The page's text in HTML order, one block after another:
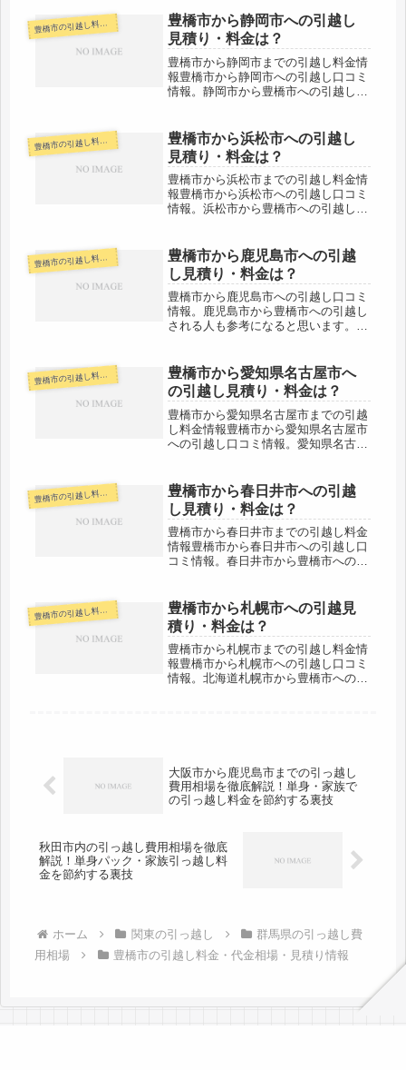
豊橋市の引越し料金・代金相場・見積り情報
豊橋市から静岡市への引越し
見積り・料金は？
豊橋市から静岡市までの引越し料金情
報豊橋市から静岡市への引越し口コミ
情報。静岡市から豊橋市への引越しさ
になります。なるべく多くの引越し会
社から見積もりをもらい、少しでも...
豊橋市の引越し料金・代金相場・見積り情報
豊橋市から浜松市への引越し
見積り・料金は？
豊橋市から浜松市までの引越し料金情
報豊橋市から浜松市への引越し口コミ
情報。浜松市から豊橋市への引越しさ
約40km。地区によってはもっと距離
がありますが、当日中の引越しが可
能...
豊橋市の引越し料金・代金相場・見積り情報
豊橋市から鹿児島市への引越
し見積り・料金は？
豊橋市から鹿児島市への引越し口コミ
情報。鹿児島市から豊橋市への引越し
される人も参考になると思います。豊
るのもそうなのですが、日数がかかる
のもネックです。鹿児島市での新居...
豊橋市の引越し料金・代金相場・見積り情報
豊橋市から愛知県名古屋市へ
の引越し見積り・料金は？
豊橋市から愛知県名古屋市までの引越
し料金情報豊橋市から愛知県名古屋市
への引越し口コミ情報。愛知県名古屋
県名古屋市までは中心地間の距離で約
70kmとやや距離があります。当日
中...
豊橋市の引越し料金・代金相場・見積り情報
豊橋市から春日井市への引越
し見積り・料金は？
豊橋市から春日井市までの引越し料金
情報豊橋市から春日井市への引越し口
コミ情報。春日井市から豊橋市への引
80kmと距離があります。片道で大体
２時間前後の範囲になりますがその日
のうち...
豊橋市の引越し料金・代金相場・見積り情報
豊橋市から札幌市への引越見
積り・料金は？
豊橋市から札幌市までの引越し料金情
報豊橋市から札幌市への引越し口コミ
情報。北海道札幌市から豊橋市への引
大阪市から鹿児島市までの引っ越し
費用相場を徹底解説！単身・家族で
の引っ越し料金を節約する裏技
秋田市内の引っ越し費用相場を徹底
解説！単身パック・家族引っ越し料
金を節約する裏技
ホーム 関東の引っ越し
群馬県の引っ越し費
用相場
豊橋市の引越し料金・代金相場・見積り情報